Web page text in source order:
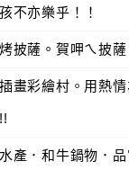
不亦樂乎！！
披薩。賀呷ㄟ披薩
畫彩繪村。用熱情
產．和牛鍋物．品